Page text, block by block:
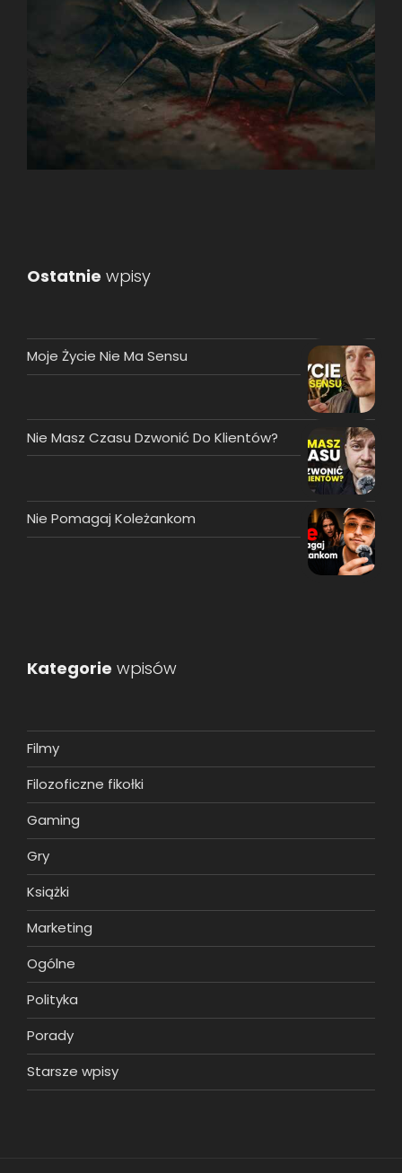
Ostatnie wpisy
Moje Życie Nie Ma Sensu
Nie Masz Czasu Dzwonić Do Klientów?
Nie Pomagaj Koleżankom
Kategorie wpisów
Filmy
Filozoficzne fikołki
Gaming
Gry
Książki
Marketing
Ogólne
Polityka
Porady
Starsze wpisy